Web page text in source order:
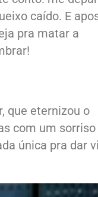
caído. E
pra matar a
que eternizou o
com um sorriso
única pra dar